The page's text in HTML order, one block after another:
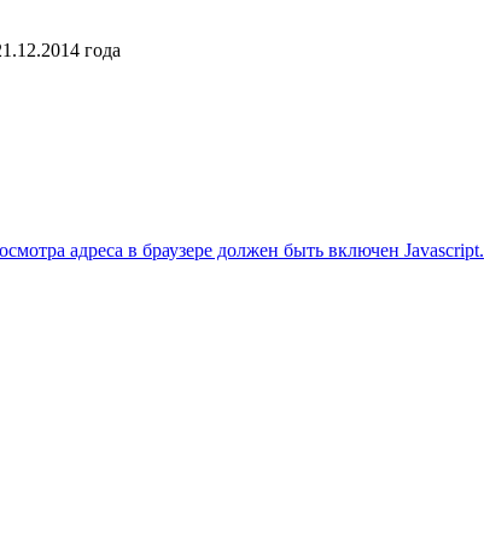
года
адреса в браузере должен быть включен Javascript.